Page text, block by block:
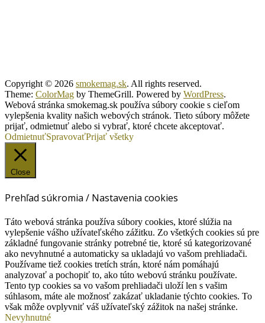
Copyright © 2026 smokemag.sk. All rights reserved.
Theme: ColorMag by ThemeGrill. Powered by WordPress.
Webová stránka smokemag.sk používa súbory cookie s cieľom
vylepšenia kvality našich webových stránok. Tieto súbory môžete
prijať, odmietnuť alebo si vybrať, ktoré chcete akceptovať.
OdmietnuťSpravovaťPrijať všetky
Close
Prehľad súkromia / Nastavenia cookies
Táto webová stránka používa súbory cookies, ktoré slúžia na
vylepšenie vášho užívateľského zážitku. Zo všetkých cookies sú pre
základné fungovanie stránky potrebné tie, ktoré sú kategorizované
ako nevyhnutné a automaticky sa ukladajú vo vašom prehliadači.
Používame tiež cookies tretích strán, ktoré nám pomáhajú
analyzovať a pochopiť to, ako túto webovú stránku používate.
Tento typ cookies sa vo vašom prehliadači uloží len s vašim
súhlasom, máte ale možnosť zakázať ukladanie týchto cookies. To
však môže ovplyvniť váš užívateľský zážitok na našej stránke.
Nevyhnutné